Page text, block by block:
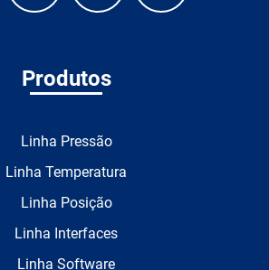
Produtos
Linha Pressão
Linha Temperatura
Linha Posição
Linha Interfaces
Linha Software